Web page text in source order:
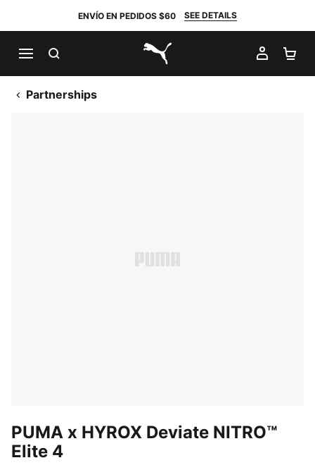
ENVÍO EN PEDIDOS $60 SEE DETAILS
PUMA.com
MI
Partnerships
PUMA x HYROX Deviate NITRO™
Elite 4